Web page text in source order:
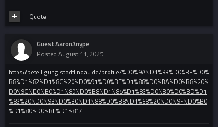
Quote
Guest AaronAnype
Posted August 11, 2025
https://beteiligung.stadtlindau.de/profile/%D0%9A%D1%83%D0%BF%D0%
B8%D1%82%D1%8C%20%D0%91%D0%BE%D1%88%D0%BA%D0%B8%20%
D0%9C%D0%B0%D1%80%D0%B8%D1%85%D1%83%D0%B0%D0%BD%D1
%83%20%D0%93%D0%B0%D1%88%D0%B8%D1%88%20%D0%9F%D0%B0
%D1%80%D0%BE%D1%81/